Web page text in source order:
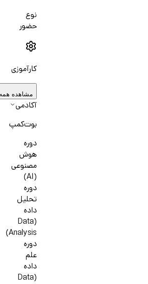
نوع
حضور
کارآموزی
مشاهده
آکادمی
بوت‌کمپ
دوره
هوش
مصنوعی
(AI)
دوره
تحلیل
داده
(Data
Analysis)
دوره
علم
داده
(Data